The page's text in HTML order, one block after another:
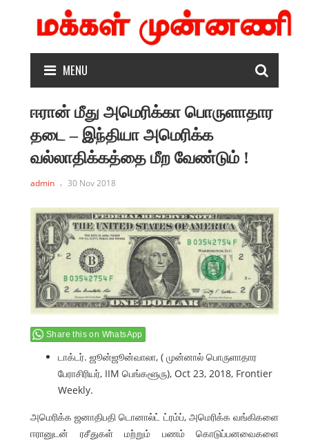
MENU
ஈரான் மீது அமெரிக்கா பொருளாதார
தடை – இந்தியா அமெரிக்க
வல்லாதிக்கத்தை மீற வேண்டும் !
admin 30 Nov 2018
Share this on WhatsApp
டாக்டர். ஜூன்ஜூன்வாலா, ( முன்னால் பொருளாதார
பேராசிரியர், IIM பெங்களூரு), Oct 23, 2018, Frontier
Weekly.
அமெரிக்க ஜனாதிபதி டொனால்ட் ட்ரம்ப், அமெரிக்க வங்கிகளை
ஈரானுடன் ரசீதுகள் மற்றும் பணம் கொடுப்பனவைகளை